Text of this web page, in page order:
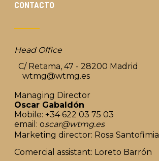
CONTACTO
Head Office
C/ Retama, 47 - 28200 Madrid
wtmg@wtmg.es
Managing Director
Oscar Gabaldón
Mobile: +34 622 03 75 03
email: oscar@wtmg.es
Marketing director: Rosa Santofimia
Comercial assistant: Loreto Barrón